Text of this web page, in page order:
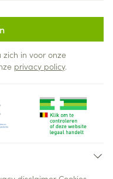
zich in voor onze
privacy policy.